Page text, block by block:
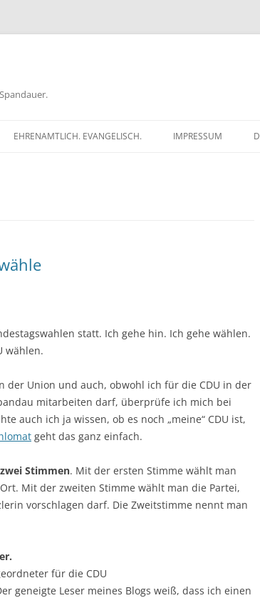
EHRENAMTLICH. EVANGELISCH. IMPRESSUM
statt. Ich gehe hin. Ich gehe wählen.
wählen.
der Union und auch, obwohl ich für die CDU in der
mitarbeiten darf, überprüfe ich mich bei
auch ich ja wissen, ob es noch „meine“ CDU ist,
geht das ganz einfach.
zwei Stimmen. Mit der ersten Stimme wählt man
Mit der zweiten Stimme wählt man die Partei,
vorschlagen darf. Die Zweitstimme nennt man
für die CDU
geneigte Leser meines Blogs weiß, dass ich einen